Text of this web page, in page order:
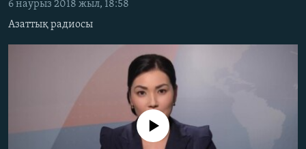
ӘЛЕУМЕТ
ӘЛЕМ
ЖАЗЫЛЫҢЫЗ
6 наурыз 2018 жыл, 18:58
Азаттық радиосы
No media source currently available